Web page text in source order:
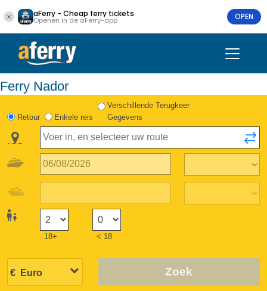
aFerry - Cheap ferry tickets
Openen in de aFerry-app OPEN
Ferry Nador
Retour Enkele reis
Verschillende Terugkeer
Gegevens
18+ < 18
Zoek